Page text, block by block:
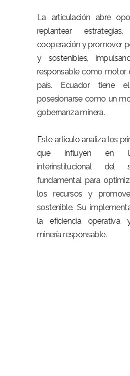
La articulación abre
replantear
cooperación y promover
y sostenibles,
responsable como motor
país. Ecuador tiene
posesionarse como un
gobernanza minera.
Este artículo analiza los
que influyen en la
interinstitucional del
fundamental para
los recursos y
sostenible. Su
la eficiencia operativa
minería responsable.